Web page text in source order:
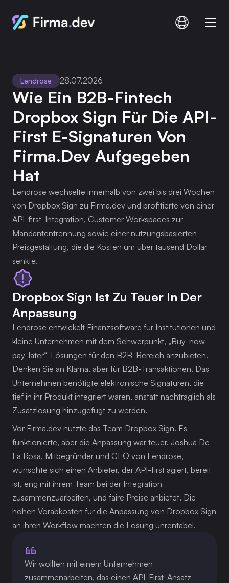
Vergleichen
Preisgestaltung
Anmelden Anmelden
Lendrose 28.07.2026
Wie Ein B2B-Fintech
Dropbox Sign Für Die API-
First E-Signaturen Von
Firma.dev Aufgegeben
Hat
Lendrose wechselte innerhalb von zwei bis drei Wochen
von Dropbox Sign zu Firma.dev und profitierte von einer
API-first-Integration, Customer Workspaces zur
Mandantentrennung sowie einer nutzungsbasierten
Preisgestaltung, die die Kosten um über tausend Dollar
senkte.
Dropbox Sign Ist Zu Teuer In Der
Anpassung
Lendrose entwickelt Finanzsoftware für Institutionen und
kleine Unternehmen mit dem Schwerpunkt, „Buy-now-
pay-later“-Lösungen für den B2B-Bereich anzubieten.
Denken Sie an Klarna, aber für B2B-Transaktionen. Das
Unternehmen benötigte elektronische Signaturen, die
tief in ihr Produkt integriert waren, anstatt nachträglich als
Zusatzlösung hinzugefügt zu werden.
Vor Firma.dev nutzte das Team Dropbox Sign. Es
funktionierte, aber die Anpassung war teuer. Joshua De
La Rosa, Mitbegründer und CEO von Lendrose,
wünschte sich einen Anbieter, der API-first agiert, bereit
ist, eng mit ihrem Team bei der Integration
zusammenzuarbeiten, und faire Preise anbietet. Die
hohen Vorabkosten für die Anpassung von Dropbox Sign
an ihren Workflow machten die Lösung unrentabel.
Wir wollten mit einem Unternehmen
zusammenarbeiten, das einen API-First-Ansatz